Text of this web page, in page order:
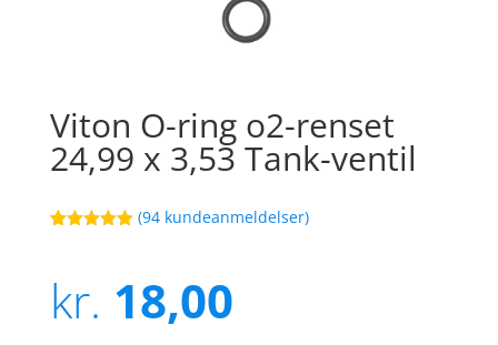
Viton O-ring o2-renset
24,99 x 3,53 Tank-ventil
baseret på
kundebedøm
melser
(94 kundeanmeldelser)
kr. 18,00